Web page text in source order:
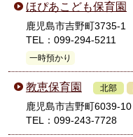
ほぴあこども保育園
鹿児島市吉野町3735-1
TEL：099-294-5211
一時預かり
教恵保育園 北部
鹿児島市吉野町6039-10
TEL：099-243-7728